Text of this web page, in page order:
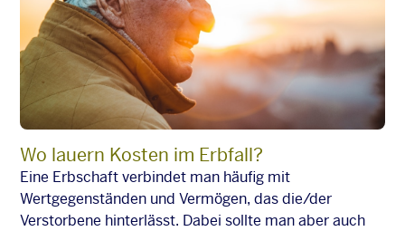
Wo lauern Kosten im Erbfall?
Eine Erbschaft verbindet man häufig mit
Wertgegenständen und Vermögen, das die/der
Verstorbene hinterlässt. Dabei sollte man aber auch